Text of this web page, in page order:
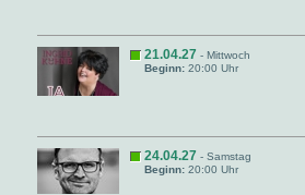
21.04.27 - Mittwoch
Beginn: 20:00 Uhr
24.04.27 - Samstag
Beginn: 20:00 Uhr